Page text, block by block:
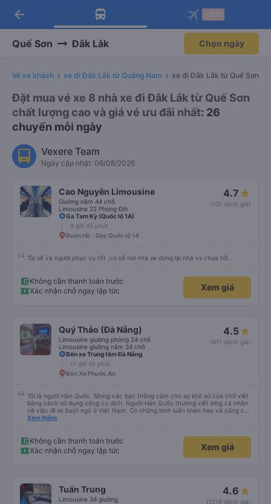
Tải app Vexere ngay!
Nhận ưu đãi thành viên độc
Mở app
Tải app Vexere
-30k/ghế khi đặt vé máy bay qua
Mở app
arrow_back
Quế Sơn Đắk Lắk Chọn ngày
Vé xe khách xe đi Đắk Lắk từ Quảng Nam xe đi Đắk Lắk từ Quế Sơn
Đặt mua vé xe 8 nhà xe đi Đắk Lắk từ Quế Sơn
chất lượng cao và giá vé ưu đãi nhất: 26
chuyến mỗi ngày
Vexere Team
Ngày cập nhật: 06/08/2026
Cao Nguyên Limousine
Giường nằm 44 chỗ
Limousine 22 Phòng Đôi
4.7
(101 đánh giá)
Ga Tam Kỳ (Quốc lộ 1A)
9 giờ 45 phút
Buôn Hồ - Dọc Quốc lộ 14
Tài xế và người phục vụ tốt ,có số nơi nhà xe dừng lại nhà vs chưa tốt .
Không cần thanh toán trước
Xác nhận chỗ ngay lập tức
Xem giá
Quý Thảo (Đà Nẵng)
Limousine giường phòng 24 chỗ
Limousine giường nằm 34 chỗ
4.5
(611 đánh giá)
Bến xe Trung tâm Đà Nẵng
11 giờ 45 phút
Bến Xe Phước An
Tôi là người Hàn Quốc. Mong các bạn thông cảm cho sự khó xử của chữ viết
bằng cách sử dụng công cụ dịch. Người Hàn Quốc thường viết blog cá nhân
về việc đi xe buýt ngủ ở Việt Nam. Có những bình luận khen hay và cũng có
những bình luận khen vất vả nên tôi đã rất lo lắng. Đó là một sự lo lắng vô
를 보시게 되는 한국분들께 정보를 드리자면 저는 다낭에서 꾸이년가는 버스를 탔습
니다. 같은 회사라도 버스마다 퀄리티가 다른지는 모르겠는데, 제가 탄 버스는 쾌적
하고 좋았어요. 자리 넓찍하고 베개 이불 깨끗합니다. 뭐 경적소리야 베트남에서는
뭐 전 새우자세가 편해서 불만은 없었습니다 : )
Xem thêm
Không cần thanh toán trước
Xác nhận chỗ ngay lập tức
Xem giá
Tuấn Trung
Limousine 34 giường
4.6
(1218 đánh giá)